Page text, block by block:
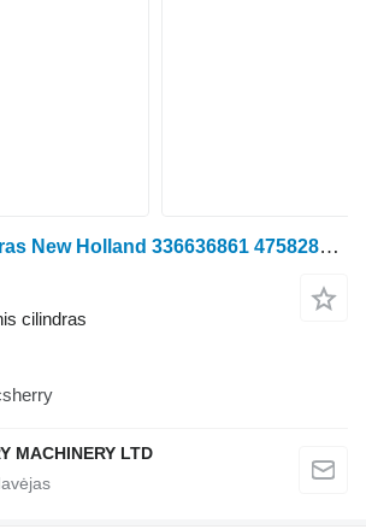
Hidraulinis cilindras New Holland 336636861 47582878 ratinio traktoriaus
cilindras
MACHINERY LTD